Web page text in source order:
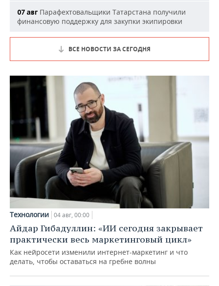
07 авг Парафехтовальщики Татарстана получили
финансовую поддержку для закупки экипировки
ВСЕ НОВОСТИ ЗА СЕГОДНЯ
Технологии 04 авг, 00:00
Айдар Гибадуллин: «ИИ сегодня закрывает
практически весь маркетинговый цикл»
Как нейросети изменили интернет-маркетинг и что
делать, чтобы оставаться на гребне волны